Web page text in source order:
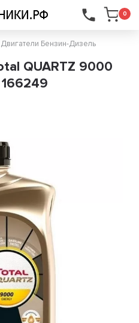
0
...
Двигатели Бензин-Дизель
QUARTZ 9000
166249